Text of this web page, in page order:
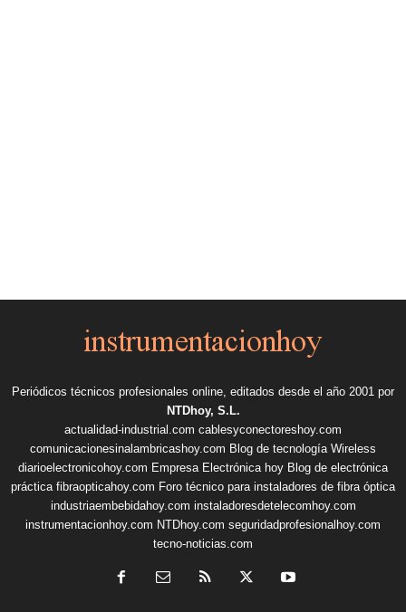
Periódicos técnicos profesionales online, editados desde el año 2001 por
NTDhoy, S.L.
actualidad-industrial.com cablesyconectoreshoy.com
comunicacionesinalambricashoy.com Blog de tecnología Wireless
diarioelectronicohoy.com Empresa Electrónica hoy Blog de electrónica
práctica fibraopticahoy.com Foro técnico para instaladores de fibra óptica
industriaembebidahoy.com instaladoresdetelecomhoy.com
instrumentacionhoy.com NTDhoy.com seguridadprofesionalhoy.com
tecno-noticias.com